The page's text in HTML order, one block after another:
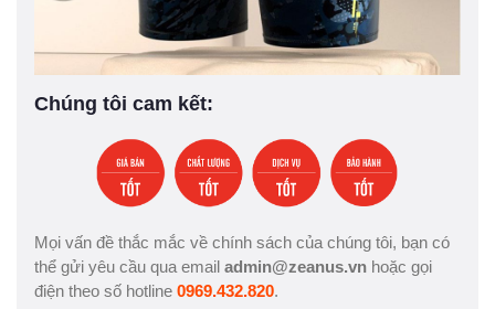
Chúng tôi cam kết:
Mọi vấn đề thắc mắc về chính sách của chúng tôi, bạn có
thể gửi yêu cầu qua email admin@zeanus.vn hoặc gọi
điện theo số hotline 0969.432.820.